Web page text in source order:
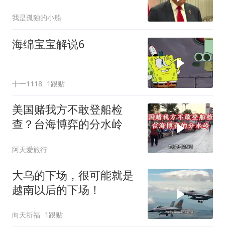
我是孤独的小船
海绵宝宝解说6
十一1118 1跟贴
美国赌我方不敢登船检
查？台海博弈的分水岭
阿天爱旅行
大乌的下场，很可能就是
越南以后的下场！
向天祈福 1跟贴